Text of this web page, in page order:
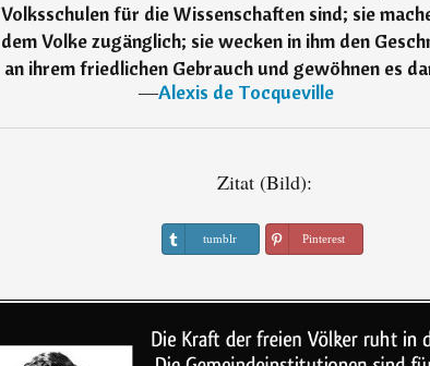
Volksschulen für die Wissenschaften sind; sie
dem Volke zugänglich; sie wecken in ihm den
an ihrem friedlichen Gebrauch und gewöhnen es
―Alexis de Tocqueville
Zitat (Bild):
tumblr Pinterest